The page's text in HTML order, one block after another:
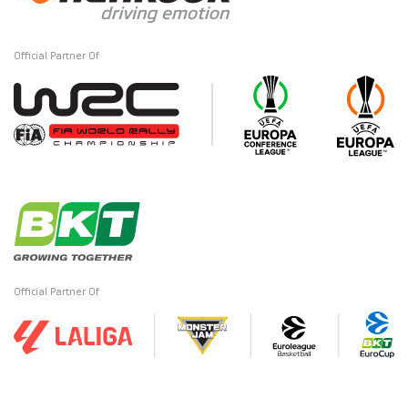
Official Partner Of
Official Partner Of